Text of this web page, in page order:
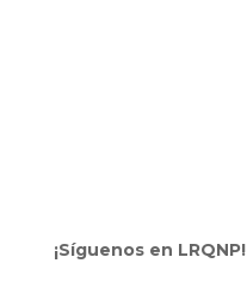
¡Síguenos en LRQNP!